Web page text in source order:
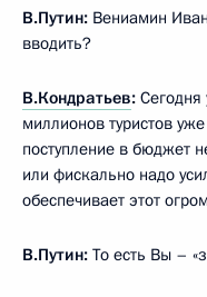
В.Путин: Вениамин
вводить?
В.Кондратьев:
миллионов туристов
поступление в бюджет
или фискально надо
обеспечивает этот
В.Путин: То есть Вы –